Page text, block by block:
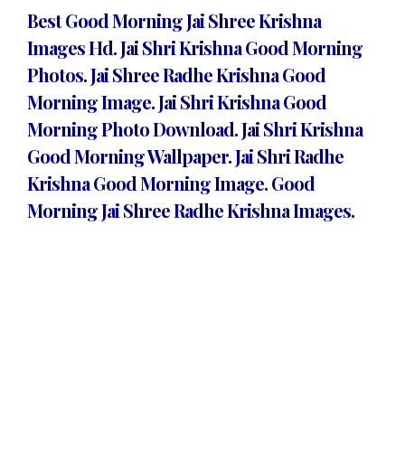
Best Good Morning Jai Shree Krishna
Images Hd. Jai Shri Krishna Good Morning
Photos. Jai Shree Radhe Krishna Good
Morning Image. Jai Shri Krishna Good
Morning Photo Download. Jai Shri Krishna
Good Morning Wallpaper. Jai Shri Radhe
Krishna Good Morning Image. Good
Morning Jai Shree Radhe Krishna Images.